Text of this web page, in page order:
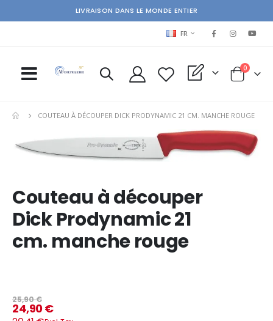
LIVRAISON DANS LE MONDE ENTIER
LANGUAGE
FR
My Quote Cart
0items
COUTEAU À DÉCOUPER DICK PRODYNAMIC 21 CM. MANCHE ROUGE
to
the
images
gallery
Couteau à découper
Dick Prodynamic 21
cm. manche rouge
25,90 €
24,90 €